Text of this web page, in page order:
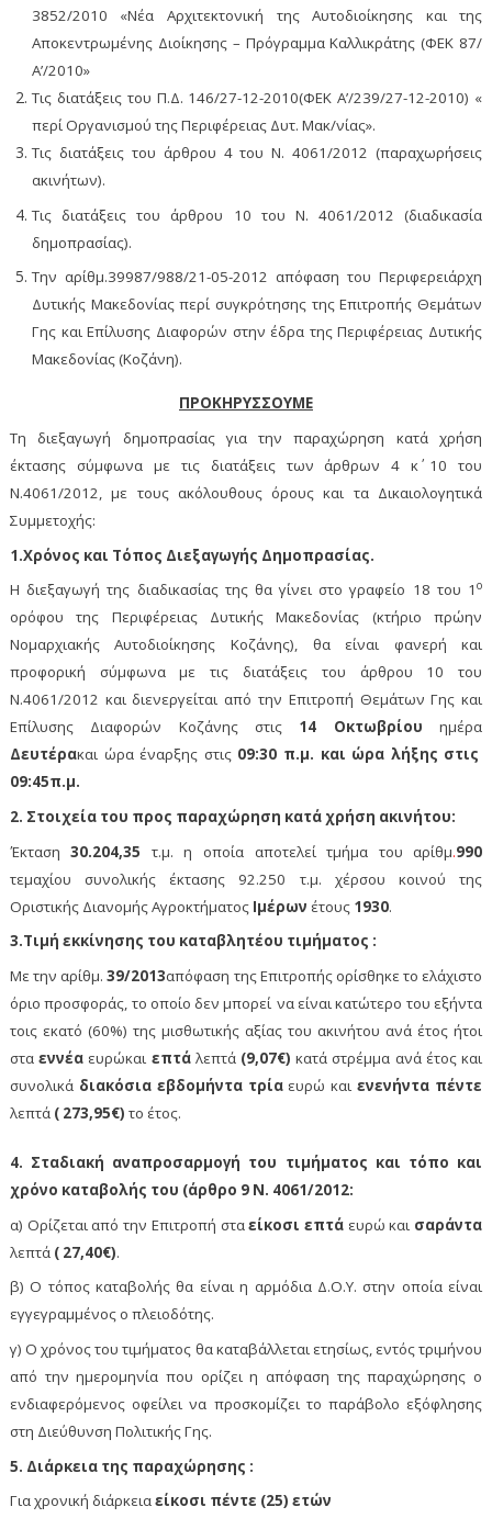
3852/2010 «Νέα Αρχιτεκτονική της Αυτοδιοίκησης και της
Αποκεντρωμένης Διοίκησης – Πρόγραμμα Καλλικράτης (ΦΕΚ 87/
Α’/2010»
Τις διατάξεις του Π.Δ. 146/27-12-2010(ΦΕΚ Α’/239/27-12-2010) «
περί Οργανισμού της Περιφέρειας Δυτ. Μακ/νίας».
Τις διατάξεις του άρθρου 4 του Ν. 4061/2012 (παραχωρήσεις
ακινήτων).
Τις διατάξεις του άρθρου 10 του Ν. 4061/2012 (διαδικασία
δημοπρασίας).
Την αρίθμ.39987/988/21-05-2012 απόφαση του Περιφερειάρχη
Δυτικής Μακεδονίας περί συγκρότησης της Επιτροπής Θεμάτων
Γης και Επίλυσης Διαφορών στην έδρα της Περιφέρειας Δυτικής
Μακεδονίας (Κοζάνη).
ΠΡΟΚΗΡΥΣΣΟΥΜΕ
Τη διεξαγωγή δημοπρασίας για την παραχώρηση κατά χρήση
έκτασης σύμφωνα με τις διατάξεις των άρθρων 4 κ΄ 10 του
Ν.4061/2012, με τους ακόλουθους όρους και τα Δικαιολογητικά
Συμμετοχής:
1.Χρόνος και Τόπος Διεξαγωγής Δημοπρασίας.
Η διεξαγωγή της διαδικασίας της θα γίνει στο γραφείο 18 του 1ο
ορόφου της Περιφέρειας Δυτικής Μακεδονίας (κτήριο πρώην
Νομαρχιακής Αυτοδιοίκησης Κοζάνης), θα είναι φανερή και
προφορική σύμφωνα με τις διατάξεις του άρθρου 10 του
Ν.4061/2012 και διενεργείται από την Επιτροπή Θεμάτων Γης και
Επίλυσης Διαφορών Κοζάνης στις 14 Οκτωβρίουημέρα
Δευτέρακαι ώρα έναρξης στις09:30 π.μ. και ώρα λήξης στις
09:45π.μ.
2. Στοιχεία του προς παραχώρηση κατά χρήση ακινήτου:
Έκταση30.204,35 τ.μ. η οποία αποτελεί τμήμα του αρίθμ.990
τεμαχίου συνολικής έκτασης 92.250 τ.μ. χέρσου κοινού της
Οριστικής Διανομής Αγροκτήματος Ιμέρων έτους 1930.
3.Τιμή εκκίνησης του καταβλητέου τιμήματος :
Με την αρίθμ.39/2013απόφαση της Επιτροπής ορίσθηκε το ελάχιστο
όριο προσφοράς, το οποίο δεν μπορεί να είναι κατώτερο του εξήντα
τοις εκατό (60%) της μισθωτικής αξίας του ακινήτου ανά έτος ήτοι
σταεννέα ευρώκαι επτά λεπτά (9,07€) κατά στρέμμα ανά έτος και
συνολικά διακόσια εβδομήντα τρία ευρώ καιενενήντα πέντε
λεπτά ( 273,95€) το έτος.
4. Σταδιακή αναπροσαρμογή του τιμήματος και τόπο και
χρόνο καταβολής του (άρθρο 9 Ν. 4061/2012:
α) Ορίζεται από την Επιτροπή σταείκοσι επτά ευρώ και σαράντα
λεπτά( 27,40€).
β) Ο τόπος καταβολής θα είναι η αρμόδια Δ.Ο.Υ. στην οποία είναι
εγγεγραμμένος ο πλειοδότης.
γ) Ο χρόνος του τιμήματος θα καταβάλλεται ετησίως, εντός τριμήνου
από την ημερομηνία που ορίζει η απόφαση της παραχώρησης ο
ενδιαφερόμενος οφείλει να προσκομίζει το παράβολο εξόφλησης
στη Διεύθυνση Πολιτικής Γης.
5. Διάρκεια της παραχώρησης :
Για χρονική διάρκειαείκοσι πέντε (25) ετών